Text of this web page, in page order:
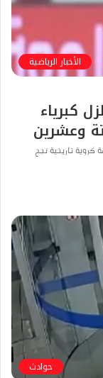
الأخبار الرياضية
كبرياء
وعشرين
تاريخية نجح
حوادث